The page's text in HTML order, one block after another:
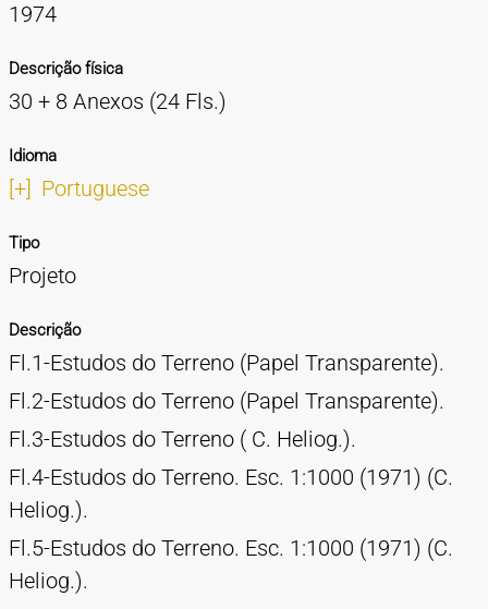
1974
Descrição física
30 + 8 Anexos (24 Fls.)
Idioma
[+] Portuguese
Tipo
Projeto
Descrição
Fl.1-Estudos do Terreno (Papel Transparente).
Fl.2-Estudos do Terreno (Papel Transparente).
Fl.3-Estudos do Terreno ( C. Heliog.).
Fl.4-Estudos do Terreno. Esc. 1:1000 (1971) (C.
Heliog.).
Fl.5-Estudos do Terreno. Esc. 1:1000 (1971) (C.
Heliog.).